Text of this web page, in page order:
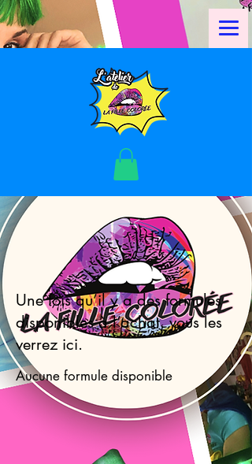
Une fois qu’il y a des formules
disponibles à l’achat, vous les
verrez ici.
Aucune formule disponible